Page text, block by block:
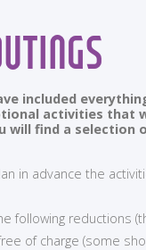
included
activities that
will find a
in advance the
following reductions
of charge (some